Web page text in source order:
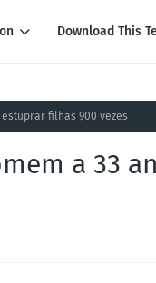
Download This
estuprar filhas 900 vezes
a 33